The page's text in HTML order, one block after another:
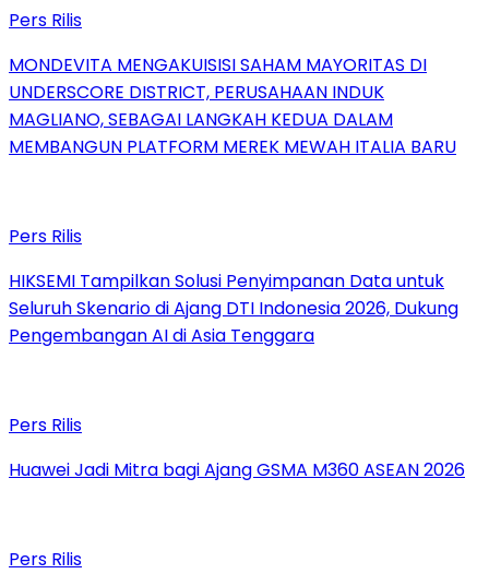
Pers Rilis
MONDEVITA MENGAKUISISI SAHAM MAYORITAS DI
UNDERSCORE DISTRICT, PERUSAHAAN INDUK
MAGLIANO, SEBAGAI LANGKAH KEDUA DALAM
MEMBANGUN PLATFORM MEREK MEWAH ITALIA BARU
Pers Rilis
HIKSEMI Tampilkan Solusi Penyimpanan Data untuk
Seluruh Skenario di Ajang DTI Indonesia 2026, Dukung
Pengembangan AI di Asia Tenggara
Pers Rilis
Huawei Jadi Mitra bagi Ajang GSMA M360 ASEAN 2026
Pers Rilis